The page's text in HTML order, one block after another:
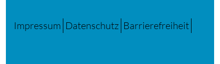
Impressum Datenschutz Barrierefreiheit